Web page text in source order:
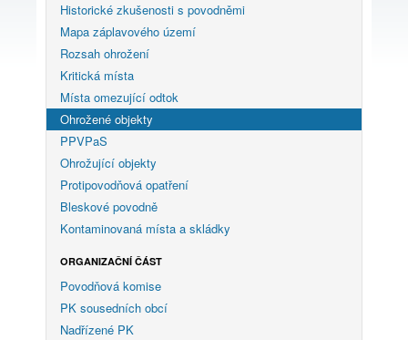
Historické zkušenosti s povodněmi
Mapa záplavového území
Rozsah ohrožení
Kritická místa
Místa omezující odtok
Ohrožené objekty
PPVPaS
Ohrožující objekty
Protipovodňová opatření
Bleskové povodně
Kontaminovaná místa a skládky
ORGANIZAČNÍ ČÁST
Povodňová komise
PK sousedních obcí
Nadřízené PK